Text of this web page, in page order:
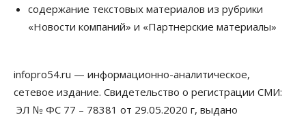
07 Августа 2026, 14:00
07 Августа 2026, 13:55
Авто Общество
содержание текстовых материалов из рубрики
«Новости компаний» и «Партнерские материалы»
infopro54.ru — информационно-аналитическое,
сетевое издание. Свидетельство о регистрации СМИ:
ЭЛ № ФС 77 – 78381 от 29.05.2020 г, выдано